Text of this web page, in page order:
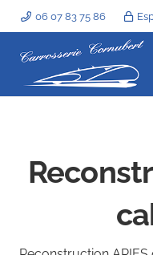
06 07 83 75 86